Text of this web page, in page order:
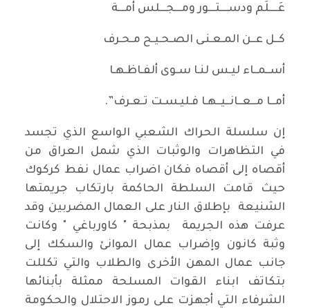
عَــــلَم ودســــتـــور ومـــجـــلس أمـــة
كــل عــن المـعـنـى الصـحـيـح مـحـرف
أســمــاء ليـس لنـا سـوى ألفـاظـهـا
أمــا مــعــانــيــهـا فـليـسـت تـعـرف”.
إن سلسلة الحراك الشعبي الواسع الذي تجسد
في التظاهرات والوثبات الذي شمل العراق من
أقصاه إلى أقصاه فكان اضراب عمال نفط كركوك
حيث قامت السلطة الحاكمة بارتكاب جريمتها
الشنيعة بإطلاق النار على العمال المضربين وقد
عرفت هذه الجريمة بمذبحة " كاورباغي " وكانت
وثبة كانون وإضراب عمال الموانئ والسكك إلى
جانب عمال المهن الأخرى والطلاب والتي تكللت
بتكاتف ابناء القوات المسلحة ممثلة بأبنائها
الشرفاء التي أجهزت على رموز الاحتلال والحكومة